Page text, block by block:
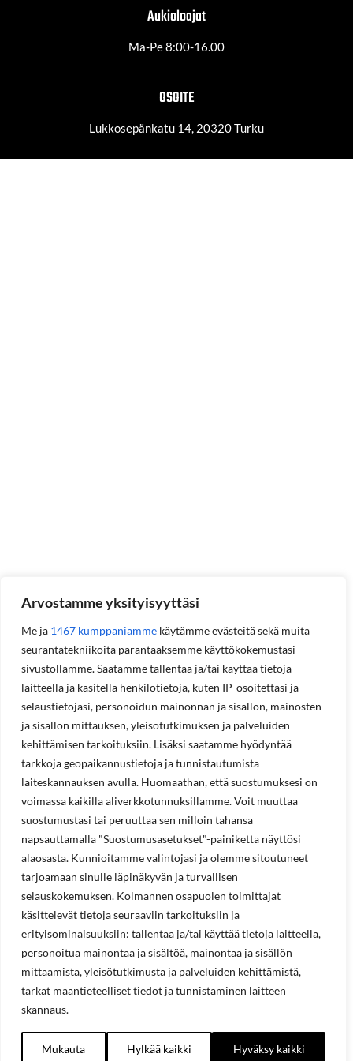
Arvostamme yksityisyyttäsi
Me ja 1467 kumppaniamme käytämme evästeitä sekä muita
seurantatekniikoita parantaaksemme käyttökokemustasi
sivustollamme. Saatamme tallentaa ja/tai käyttää tietoja
laitteella ja käsitellä henkilötietoja, kuten IP-osoitettasi ja
selaustietojasi, personoidun mainonnan ja sisällön, mainosten
ja sisällön mittauksen, yleisötutkimuksen ja palveluiden
kehittämisen tarkoituksiin. Lisäksi saatamme hyödyntää
tarkkoja geopaikannustietoja ja tunnistautumista
laiteskannauksen avulla. Huomaathan, että suostumuksesi on
voimassa kaikilla aliverkkotunnuksillamme. Voit muuttaa
suostumustasi tai peruuttaa sen milloin tahansa
napsauttamalla "Suostumusasetukset"-painiketta näyttösi
alaosasta. Kunnioitamme valintojasi ja olemme sitoutuneet
tarjoamaan sinulle läpinäkyvän ja turvallisen
selauskokemuksen. Kolmannen osapuolen toimittajat
käsittelevät tietoja seuraaviin tarkoituksiin ja
erityisominaisuuksiin: tallentaa ja/tai käyttää tietoja laitteella,
personoitua mainontaa ja sisältöä, mainontaa ja sisällön
mittaamista, yleisötutkimusta ja palveluiden kehittämistä,
tarkat maantieteelliset tiedot ja tunnistaminen laitteen
skannaus.
Mukauta Hylkää kaikki Hyväksy kaikki
Aukioloajat
Ma-Pe 8:00-16.00
OSOITE
Lukkosepänkatu 14, 20320 Turku